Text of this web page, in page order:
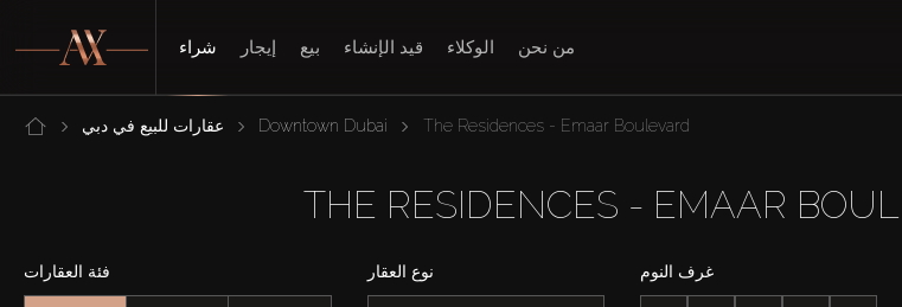
شراء إيجار بيع قيد الإنشاء الوكلاء من نحن
عقارات للبيع في دبي Downtown Dubai The Residences - Emaar Boulevard
فئة العقارات نوع العقار غرف النوم